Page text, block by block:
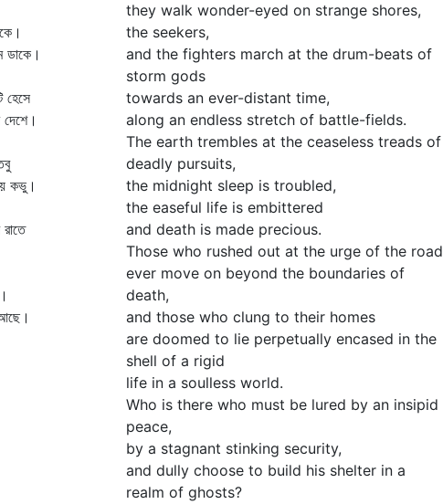
কভু।
they walk wonder-eyed on strange shores,
the seekers,
and the fighters march at the drum-beats of
storm gods
towards an ever-distant time,
along an endless stretch of battle-fields.
The earth trembles at the ceaseless treads of
deadly pursuits,
the midnight sleep is troubled,
the easeful life is embittered
and death is made precious.
Those who rushed out at the urge of the road
ever move on beyond the boundaries of
death,
and those who clung to their homes
are doomed to lie perpetually encased in the
shell of a rigid
life in a soulless world.
Who is there who must be lured by an insipid
peace,
by a stagnant stinking security,
and dully choose to build his shelter in a
realm of ghosts?